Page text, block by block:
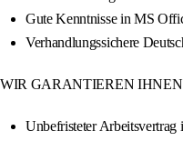
Gute Kenntnisse in MS
Verhandlungssichere
WIR GARANTIEREN
Unbefristeter